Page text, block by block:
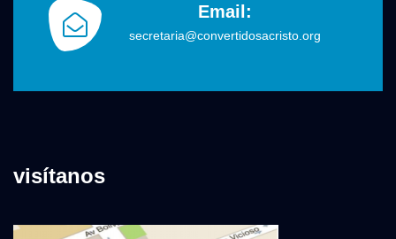
Email:
secretaria@convertidosacristo.org
visítanos